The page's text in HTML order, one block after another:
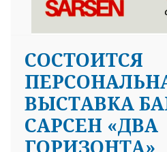
СОСТОИТСЯ
ВЫСТАВКА
САРСЕН «ДВА
ГОРИЗОНТА»